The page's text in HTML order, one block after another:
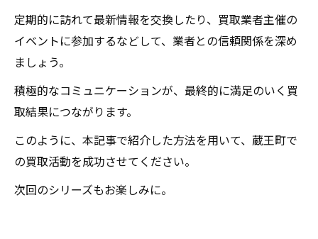
定期的に訪れて最新情報を交換したり、買取業者主催の
イベントに参加するなどして、業者との信頼関係を深め
ましょう。
積極的なコミュニケーションが、最終的に満足のいく買
取結果につながります。
このように、本記事で紹介した方法を用いて、蔵王町で
の買取活動を成功させてください。
次回のシリーズもお楽しみに。